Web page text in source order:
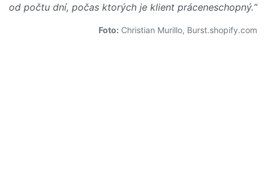
od počtu dní, počas ktorých je klient práceneschopný.“
Foto: Christian Murillo, Burst.shopify.com